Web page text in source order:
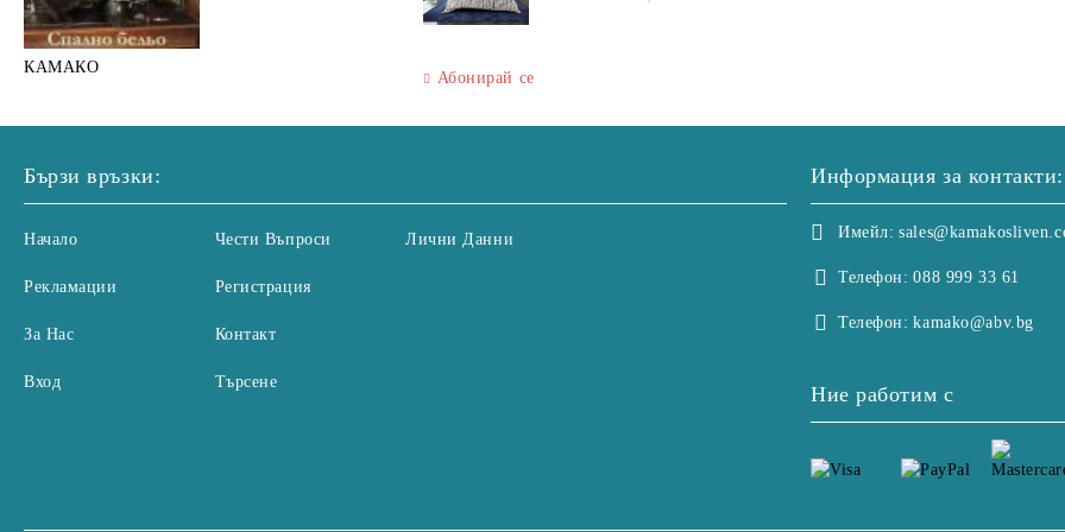
КАМАКО
Абонирай се
Бързи връзки:
Начало
Рекламации
За Нас
Вход
Чести Въпроси
Регистрация
Контакт
Търсене
Лични Данни
Информация за контакти:
Имейл:
Телефон: 088 999 33 61
Телефон: kamako@abv.bg
Ние работим с